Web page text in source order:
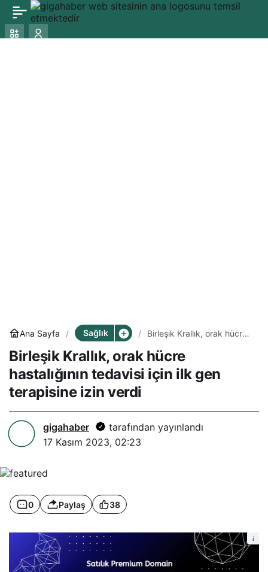
Ana Sayfa Sağlık
Birleşik Krallık, orak hücre
gen terapisine izin verdi
Birleşik Krallık, orak hücre
hastalığının tedavisi için ilk gen
terapisine izin verdi
gigahaber
tarafından yayınlandı
17 Kasım 2023, 02:23
0 Paylaş 38
i
Birleşik Krallık, orak